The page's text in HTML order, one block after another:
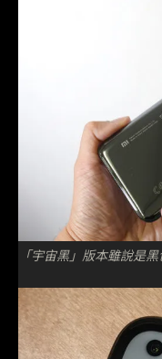
「宇宙黑」版本雖說是